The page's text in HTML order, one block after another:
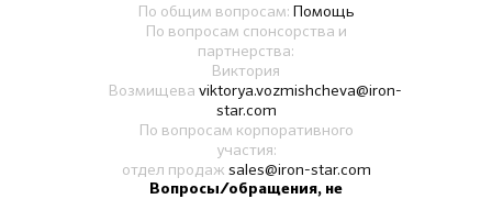
По общим вопросам: Помощь
По вопросам спонсорства и
партнерства:
Виктория
Возмищева viktorya.vozmishcheva@iron-
star.com
По вопросам корпоративного
участия:
отдел продаж sales@iron-star.com
Вопросы/обращения, не